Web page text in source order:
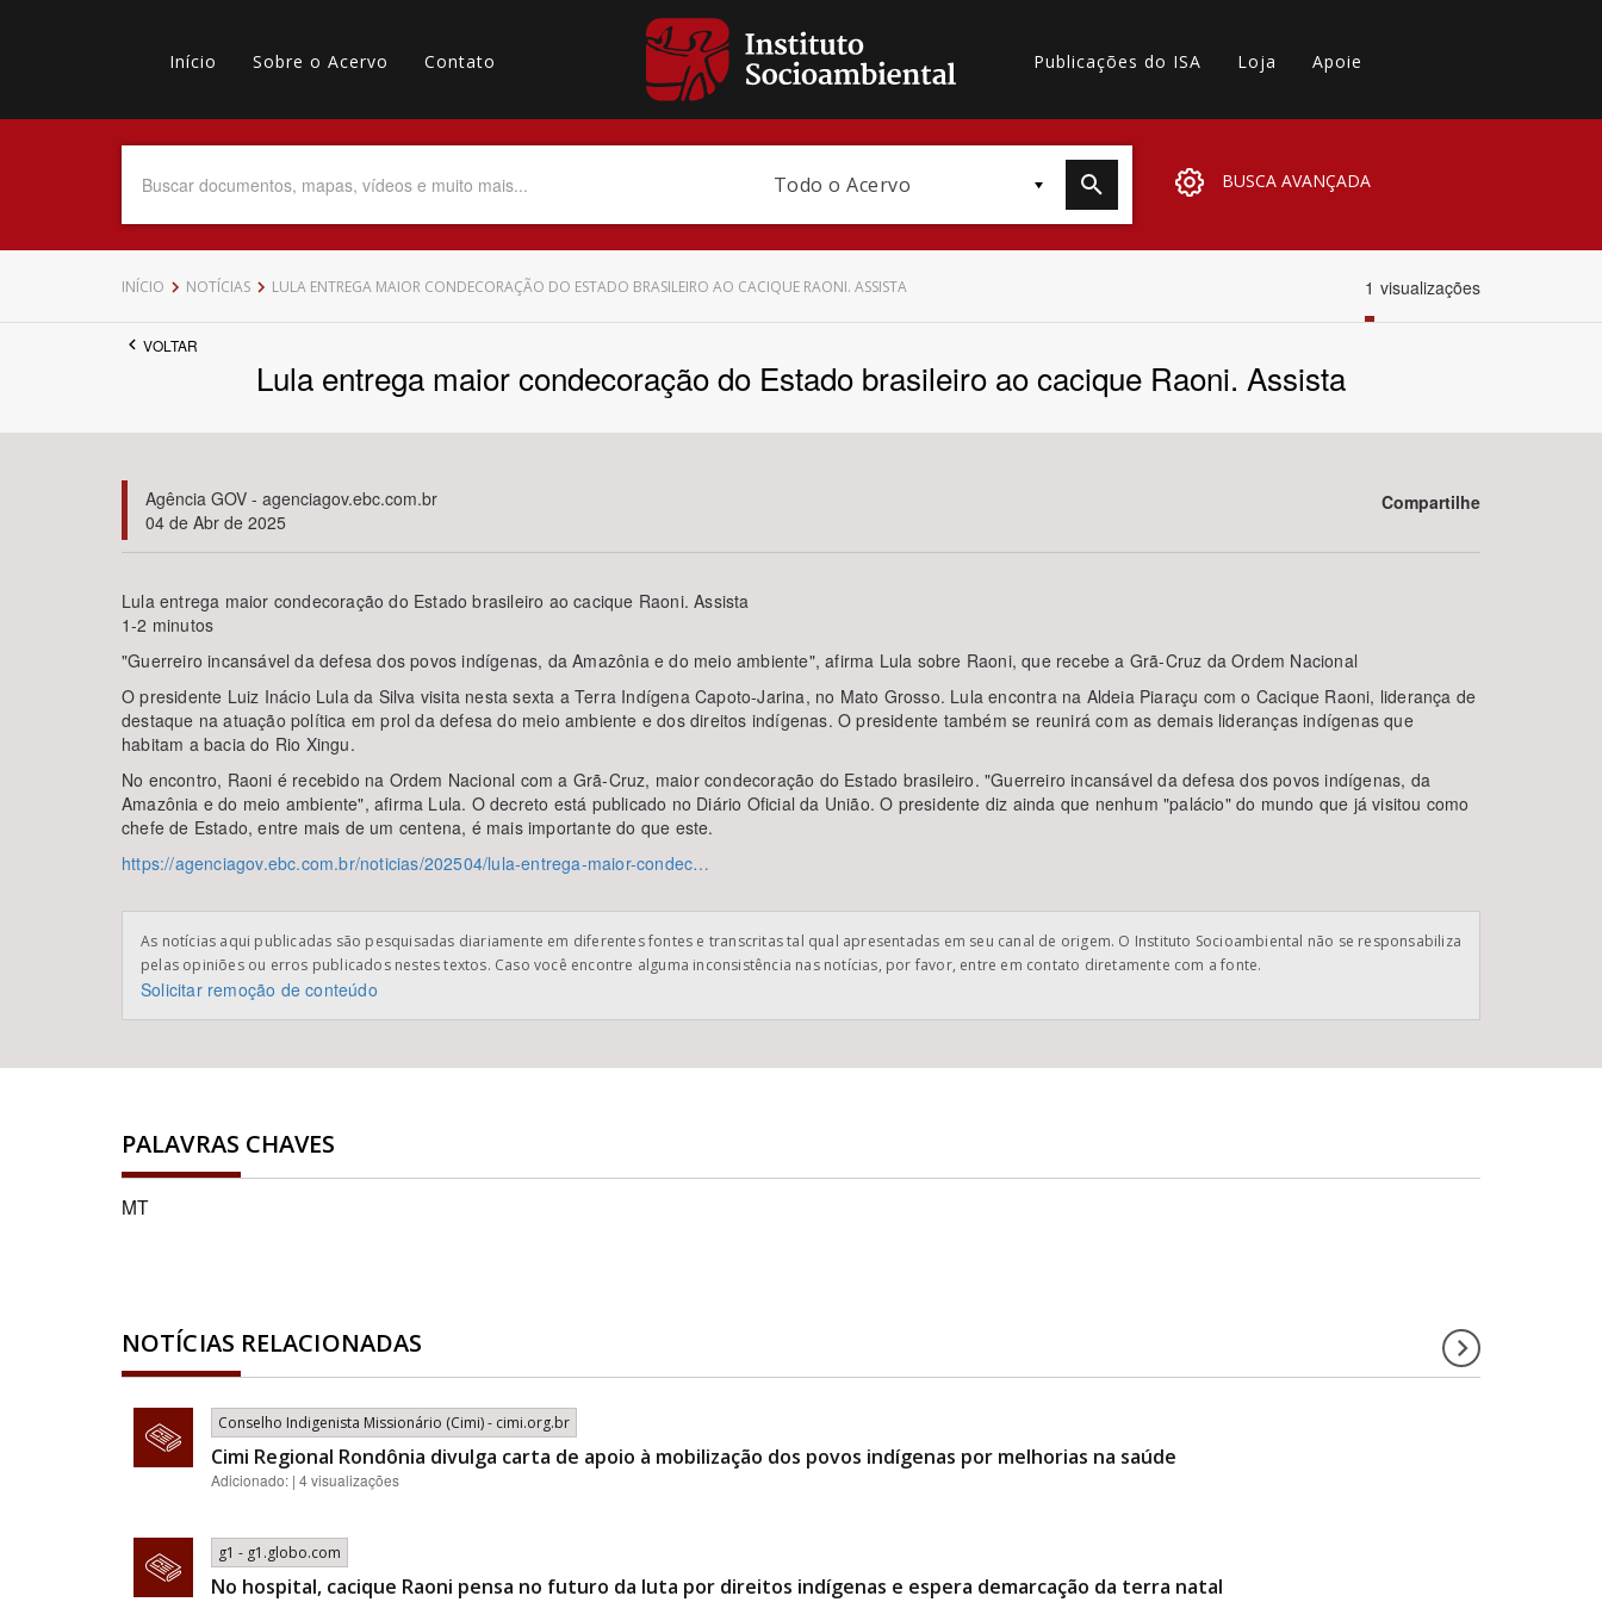
Main
navigation
Início Sobre o Acervo Contato
secundário
Publicações do ISA Loja Apoie
Todo o Acervo BUSCA AVANÇADA
Data do Documento Até
Tema
BUSCAR
INÍCIO NOTÍCIAS LULA ENTREGA MAIOR CONDECORAÇÃO DO ESTADO BRASILEIRO AO CACIQUE RAONI. ASSISTA 1 visualizações
VOLTAR
Lula entrega maior condecoração do Estado brasileiro ao cacique Raoni. Assista
Agência GOV - agenciagov.ebc.com.br
04 de Abr de 2025
Compartilhe
Lula entrega maior condecoração do Estado brasileiro ao cacique Raoni. Assista
1-2 minutos
"Guerreiro incansável da defesa dos povos indígenas, da Amazônia e do meio ambiente", afirma Lula sobre Raoni, que recebe a Grã-Cruz da Ordem Nacional
O presidente Luiz Inácio Lula da Silva visita nesta sexta a Terra Indígena Capoto-Jarina, no Mato Grosso. Lula encontra na Aldeia Piaraçu com o Cacique Raoni, liderança de
destaque na atuação política em prol da defesa do meio ambiente e dos direitos indígenas. O presidente também se reunirá com as demais lideranças indígenas que
habitam a bacia do Rio Xingu.
No encontro, Raoni é recebido na Ordem Nacional com a Grã-Cruz, maior condecoração do Estado brasileiro. "Guerreiro incansável da defesa dos povos indígenas, da
Amazônia e do meio ambiente", afirma Lula. O decreto está publicado no Diário Oficial da União. O presidente diz ainda que nenhum "palácio" do mundo que já visitou como
chefe de Estado, entre mais de um centena, é mais importante do que este.
https://agenciagov.ebc.com.br/noticias/202504/lula-entrega-maior-condec…
As notícias aqui publicadas são pesquisadas diariamente em diferentes fontes e transcritas tal qual apresentadas em seu canal de origem. O Instituto Socioambiental não se responsabiliza
pelas opiniões ou erros publicados nestes textos. Caso você encontre alguma inconsistência nas notícias, por favor, entre em contato diretamente com a fonte.
Solicitar remoção de conteúdo
PALAVRAS CHAVES
MT
NOTÍCIAS RELACIONADAS
Conselho Indigenista Missionário (Cimi) - cimi.org.br
Cimi Regional Rondônia divulga carta de apoio à mobilização dos povos indígenas por melhorias na saúde
Adicionado: | 4 visualizações
g1 - g1.globo.com
No hospital, cacique Raoni pensa no futuro da luta por direitos indígenas e espera demarcação da terra natal